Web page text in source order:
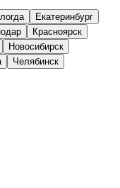
Екатеринбург
Красноярск
Новосибирск
Челябинск